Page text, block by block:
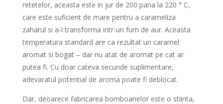
retetelor, aceasta este in jur de 200 pana la 220 ° C,
care este suficient de mare pentru a carameliza
zaharul si a-l transforma intr-un fum de aur. Aceasta
temperatura standard are ca rezultat un caramel
aromat si bogat – dar nu atat de aromat pe cat ar
putea fi. Cu doar cateva secunde suplimentare,
adevaratul potential de aroma poate fi deblocat.
Dar, deoarece fabricarea bomboanelor este o stiinta,